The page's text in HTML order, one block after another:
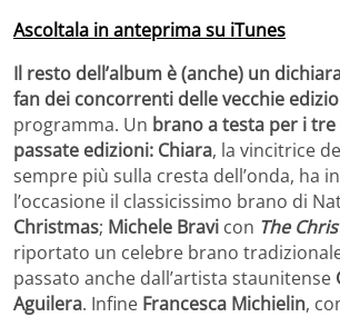
Ascoltala in anteprima su iTunes
Il resto dell’album è (anche) un
fan dei concorrenti delle vecchie
programma. Un brano a testa per i
passate edizioni: Chiara, la vincitrice
sempre più sulla cresta dell’onda, ha
l’occasione il classicissimo brano di
Christmas; Michele Bravi con The
riportato un celebre brano
passato anche dall’artista staunitense
Aguilera. Infine Francesca Michielin,